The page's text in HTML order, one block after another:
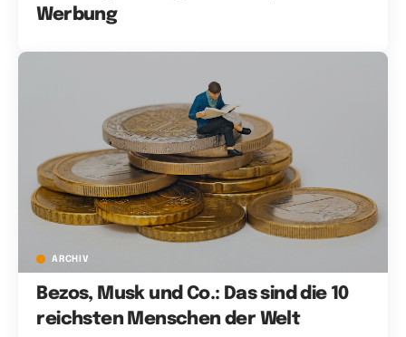
Werbung
ARCHIV
Bezos, Musk und Co.: Das sind die 10
reichsten Menschen der Welt